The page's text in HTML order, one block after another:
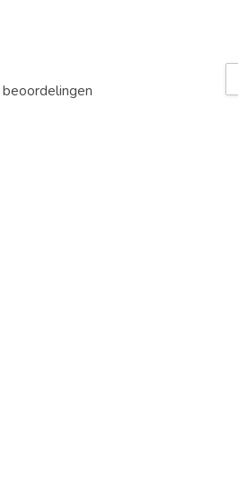
beoordelingen